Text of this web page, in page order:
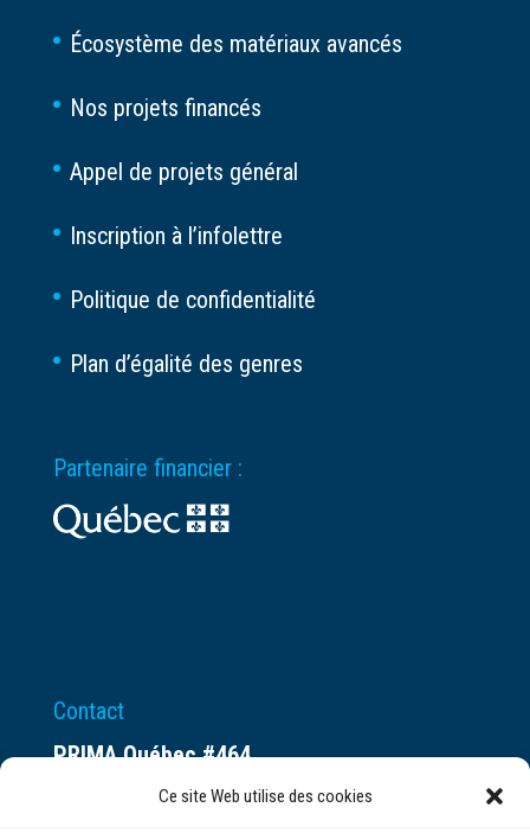
Ce site Web utilise des cookies
Écosystème des matériaux avancés
Nos projets financés
Appel de projets général
Inscription à l’infolettre
Politique de confidentialité
Plan d’égalité des genres
Partenaire financier :
Contact
PRIMA Québec #464
Espace ax.c